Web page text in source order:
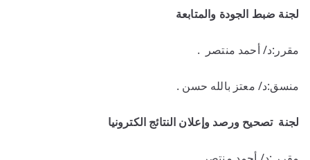
لجنة ضبط الجودة والمتابعة
مقرر:د/ أحمد منتصر .
منسق:د/ معتز بالله حسن .
لجنة تصحيح ورصد وإعلان النتائج الكترونيا